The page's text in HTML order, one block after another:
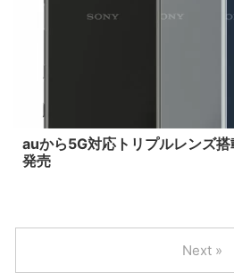
auから5G対応トリプルレンズ
発売
Next »